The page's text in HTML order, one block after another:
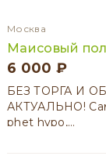
Москва
Маисовый
6 000 ₽
БЕЗ ТОРГА И
АКТУАЛЬНО!
phet hypo,…